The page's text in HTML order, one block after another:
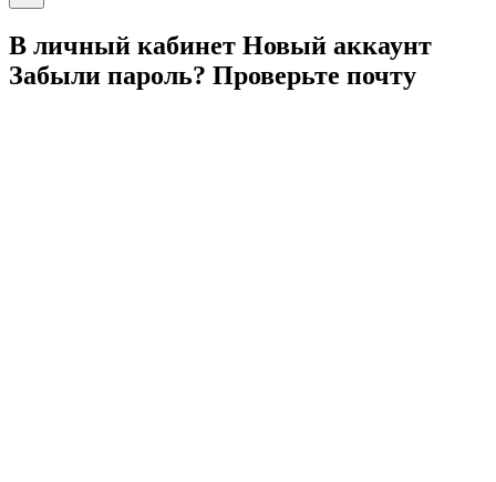
В личный кабинет Новый аккаунт
Забыли пароль? Проверьте почту